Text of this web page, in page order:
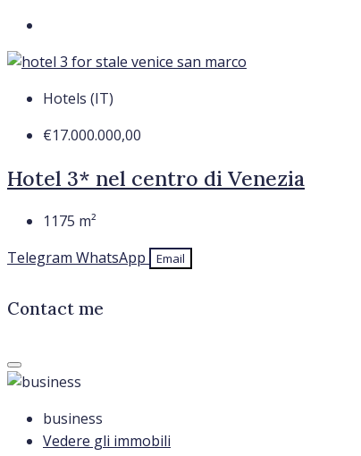
Hotels (IT)
€17.000.000,00
Hotel 3* nel centro di Venezia
1175 m²
Telegram WhatsApp Email
Contact me
business
Vedere gli immobili